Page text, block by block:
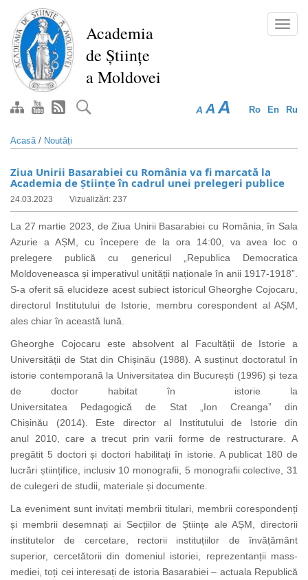
conţinutul
principal
Academia
de Științe
a Moldovei
Ro En Ru
A A A
Acasă/ Noutăți
Ziua Unirii Basarabiei cu România va fi marcată la
Academia de Științe în cadrul unei prelegeri publice
24.03.2023 Vizualizări: 237
La 27 martie 2023, de Ziua Unirii Basarabiei cu România, în Sala
Azurie a AȘM, cu începere de la ora 14:00, va avea loc o
prelegere publică cu genericul „Republica Democratica
Moldoveneasca și imperativul unității naționale în anii 1917-1918”.
S-a oferit să elucideze acest subiect istoricul Gheorghe Cojocaru,
directorul Institutului de Istorie, membru corespondent al AȘM,
ales chiar în această lună.
Gheorghe Cojocaru este absolvent al Facultății de Istorie a
Universității de Stat din Chișinău (1988). A susținut doctoratul în
istorie contemporană la Universitatea din București (1996) și teza
de doctor habitat în istorie la
Universitatea Pedagogică de Stat „Ion Creanga” din
Chișinău (2014). Este director al Institutului de Istorie din
anul 2010, care a trecut prin varii forme de restructurare. A
pregătit 5 doctori și doctori habilitați în istorie. A publicat 180 de
lucrări științifice, inclusiv 10 monografii, 5 monografii colective, 31
de culegeri de studii, materiale și documente.
La eveniment sunt invitați membrii titulari, membrii corespondenți
și membrii desemnați ai Secțiilor de Științe ale AȘM, directorii
institutelor de cercetare, rectorii instituțiilor de învățământ
superior, cercetătorii din domeniul istoriei, reprezentanții mass-
mediei, toți cei interesați de istoria Basarabiei – actuala Republică